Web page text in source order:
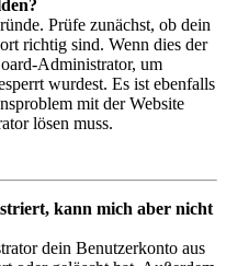
Prüfe zunächst, ob dein
richtig sind. Wenn dies der
Administrator, um
wurdest. Es ist ebenfalls
mit der Website
lösen muss.
kann mich aber nicht
dein Benutzerkonto aus